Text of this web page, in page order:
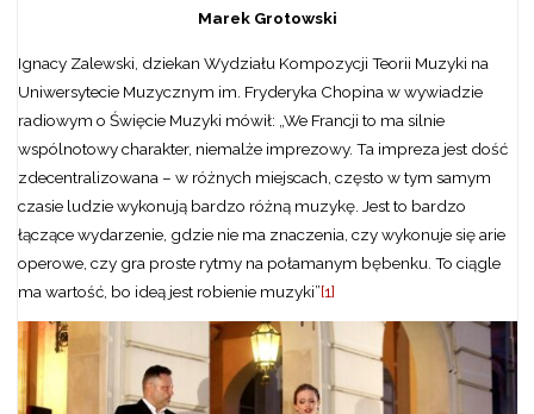
Marek Grotowski
Ignacy Zalewski, dziekan Wydziału Kompozycji Teorii Muzyki na
Uniwersytecie Muzycznym im. Fryderyka Chopina w wywiadzie
radiowym o Święcie Muzyki mówił: „We Francji to ma silnie
wspólnotowy charakter, niemalże imprezowy. Ta impreza jest dość
zdecentralizowana – w różnych miejscach, często w tym samym
czasie ludzie wykonują bardzo różną muzykę. Jest to bardzo
łączące wydarzenie, gdzie nie ma znaczenia, czy wykonuje się arie
operowe, czy gra proste rytmy na połamanym bębenku. To ciągle
ma wartość, bo ideą jest robienie muzyki”[1]